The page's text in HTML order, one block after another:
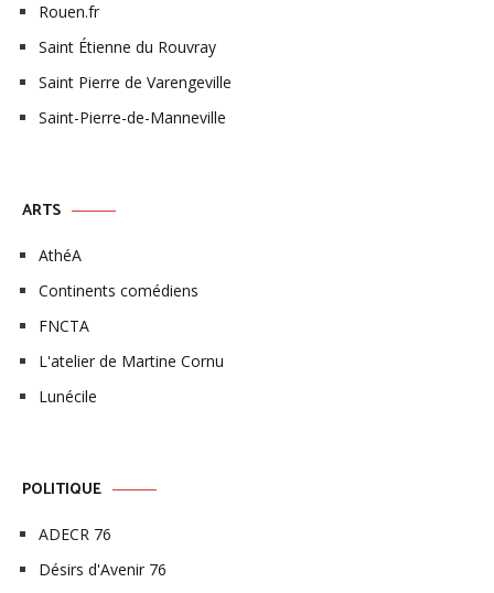
Rouen.fr
Saint Étienne du Rouvray
Saint Pierre de Varengeville
Saint-Pierre-de-Manneville
ARTS
AthéA
Continents comédiens
FNCTA
L'atelier de Martine Cornu
Lunécile
POLITIQUE
ADECR 76
Désirs d'Avenir 76